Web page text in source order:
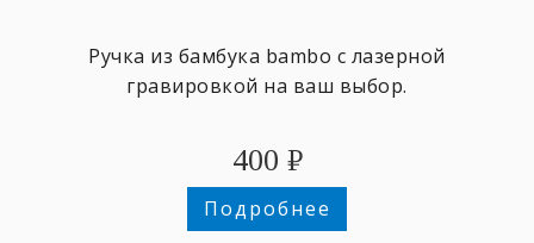
Ручка из бамбука bambo с лазерной
гравировкой на ваш выбор.
400 ₽
Подробнее